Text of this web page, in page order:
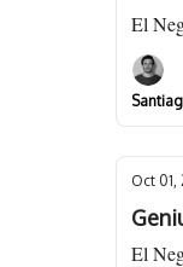
El
Oct 01,
El